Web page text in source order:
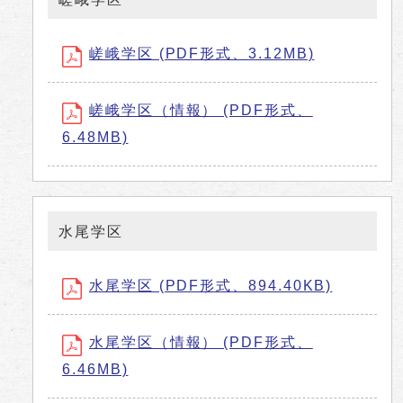
嵯峨学区 (PDF形式、3.12MB)
嵯峨学区（情報） (PDF形式、
6.48MB)
水尾学区
水尾学区 (PDF形式、894.40KB)
水尾学区（情報） (PDF形式、
6.46MB)